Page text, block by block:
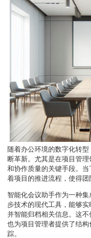
随着办公环境的数字化转
断革新。尤其是在项目管
和协作质量的关键手段。
着项目的推进流程，使得团
智能化会议助手作为一种
步技术的现代工具，能够实
并智能归档相关信息。这不
也为项目管理者提供了结
踪。